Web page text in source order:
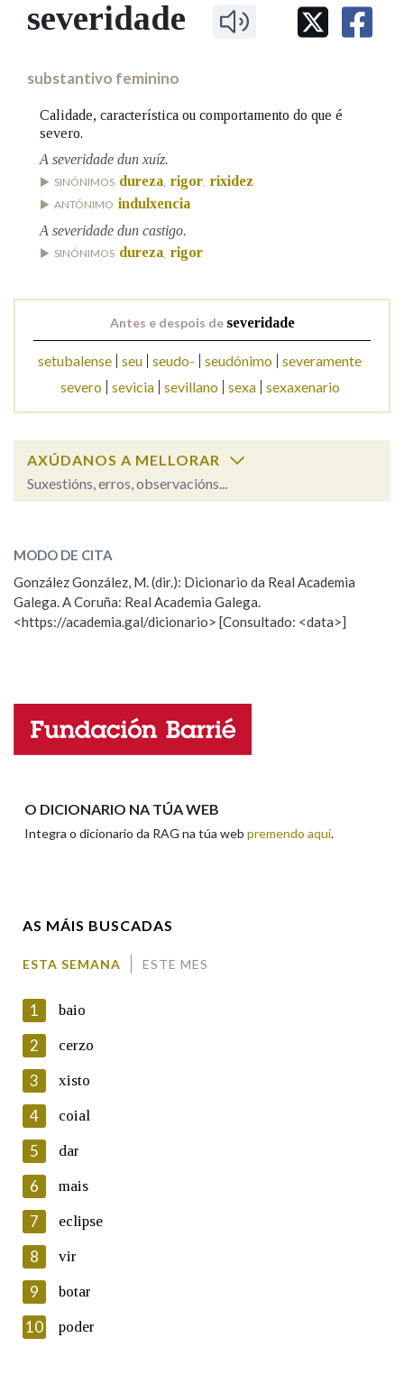
IDENTIDADE CORPORATIVA
MARCIAL DEL ADALID
FIGURAS HOMENAXEADAS
PRIMAVERA DAS LETRAS
Facebook
TwitterYoutubeInstagram
Bluesky
BUSCAR NOS LEMAS
Remata por
Contén
Nos exemplos
Na fraseoloxía
LIMPAR
severidade
substantivo feminino
Calidade, característica ou comportamento do que é
severo.
A severidade dun xuíz.
SINÓNIMOS dureza rigor rixidez
ANTÓNIMO indulxencia
A severidade dun castigo.
SINÓNIMOS dureza rigor
Antes e despois de severidade
setubalense seu seudo- seudónimo severamente
severo
sevicia sevillano sexa sexaxenario
AXÚDANOS A MELLORAR
Suxestións, erros, observacións...
ESCOLLE UNHA OPCIÓN:
Observación Hai un erro na palabra
Propoño mellorar a definición
Nome
En cumprimento da normativa vixente en materia de
Protección de Datos de Carácter Persoal, a Real Academia
Galega informa a aqueles usuarios que faciliten o seu correo
electrónico, así como calquera outra información de carácter
persoal, que estes datos serán obxecto de tratamento
automatizado de carácter confidencial e incorporados aos seus
ficheiros informáticos. Así mesmo, os usuarios poderán exercer o
seu dereito de acceso, rectificación, oposición e cancelación dos
seus datos poñéndose en contacto connosco.
Lin e acepto as condicións da política de
Introduce o código que aparece na imaxe:
MODO DE CITA
González González, M. (dir.): Dicionario da Real Academia
Galega. A Coruña: Real Academia Galega.
<https://academia.gal/dicionario> [Consultado: <data>]
O DICIONARIO NA TÚA WEB
Integra o dicionario da RAG na túa web premendo aquí.
AS MÁIS BUSCADAS
ESTA SEMANA ESTE MES
1 baio
2 cerzo
3 xisto
4 coial
5 dar
6 mais
7 eclipse
8 vir
9 botar
10 poder